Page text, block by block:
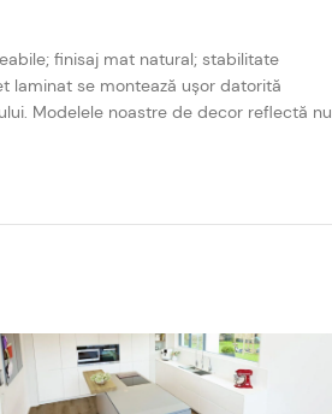
finisaj mat natural; stabilitate
laminat se montează ușor datorită
Modelele noastre de decor reflectă nu